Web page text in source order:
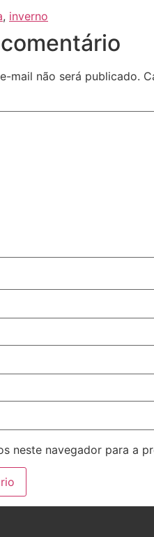
, inverno
mail não será publicado.
neste navegador para a